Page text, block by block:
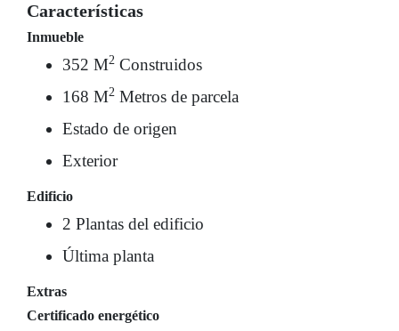
Características
Inmueble
352 M2 Construidos
168 M2 Metros de parcela
Estado de origen
Exterior
Edificio
2 Plantas del edificio
Última planta
Extras
Certificado energético